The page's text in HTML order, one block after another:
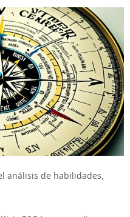
análisis de habilidades,